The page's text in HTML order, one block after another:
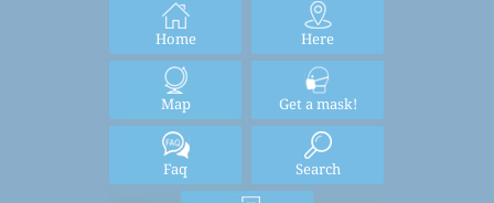
Home Here
Map Get a mask!
Faq Search